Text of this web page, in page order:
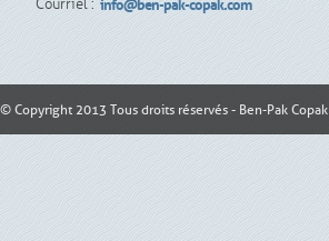
Courriel : info@ben-pak-copak.com
© Copyright 2013 Tous droits réservés - Ben-Pak Copak